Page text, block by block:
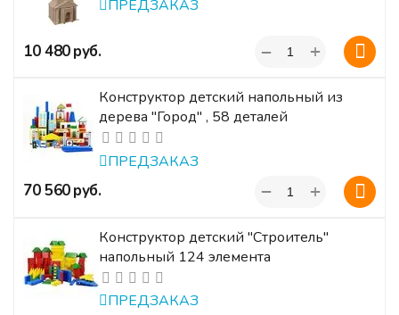
ПРЕДЗАКАЗ
‍10 480‍руб. +
−
Конструктор детский напольный из
дерева "Город" , 58 деталей
ПРЕДЗАКАЗ
‍70 560‍руб. +
−
Конструктор детский "Строитель"
напольный 124 элемента
ПРЕДЗАКАЗ